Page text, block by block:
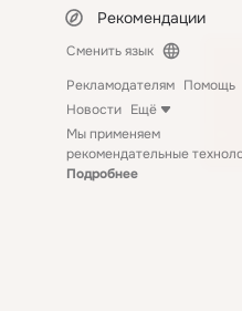
Рекомендации
Сменить язык
Рекламодателям Помощь
Новости Ещё
Мы применяем
рекомендательные
Подробнее